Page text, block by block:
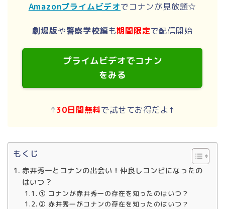
Amazonプライムビデオでコナンが見放題☆
劇場版や警察学校編も期間限定で配信開始
プライムビデオでコナン
をみる
↑30日間無料で試せてお得だよ↑
もくじ
赤井秀一とコナンの出会い！仲良しコンビになったの
はいつ？
① コナンが赤井秀一の存在を知ったのはいつ？
② 赤井秀一がコナンの存在を知ったのはいつ？